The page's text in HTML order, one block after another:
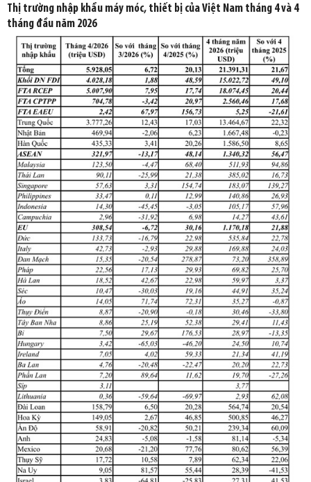
Thị trường nhập khẩu máy móc, thiết bị của Việt Nam tháng 4 và 4
tháng đầu năm 2026